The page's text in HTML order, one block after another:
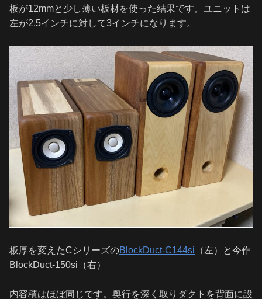
板が12mmと少し薄い板材を使った結果です。ユニットは
左が2.5インチに対して3インチになります。
板厚を変えたCシリーズのBlockDuct-C144si （左）と今作
BlockDuct-150si（右）
内容積はほぼ同じです。奥行を深く取りダクトを背面に設